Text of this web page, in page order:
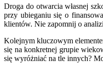
Droga do otwarcia własnej
przy ubieganiu się o
klientów. Nie zapomnij o
Kolejnym kluczowym
się na konkretnej grupie
się wyróżniać na tle innych?